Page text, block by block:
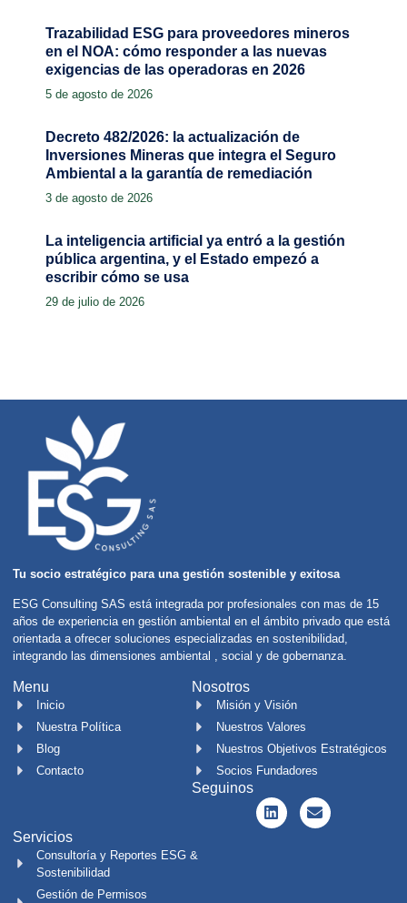
Trazabilidad ESG para proveedores mineros
en el NOA: cómo responder a las nuevas
exigencias de las operadoras en 2026
5 de agosto de 2026
Decreto 482/2026: la actualización de
Inversiones Mineras que integra el Seguro
Ambiental a la garantía de remediación
3 de agosto de 2026
La inteligencia artificial ya entró a la gestión
pública argentina, y el Estado empezó a
escribir cómo se usa
29 de julio de 2026
Tu socio estratégico para una gestión sostenible y exitosa
ESG Consulting SAS está integrada por profesionales con mas de 15
años de experiencia en gestión ambiental en el ámbito privado que está
orientada a ofrecer soluciones especializadas en sostenibilidad,
integrando las dimensiones ambiental , social y de gobernanza.
Menu
Inicio
Nuestra Política
Blog
Contacto
Nosotros
Misión y Visión
Nuestros Valores
Nuestros Objetivos Estratégicos
Socios Fundadores
Seguinos
Servicios
Consultoría y Reportes ESG &
Sostenibilidad
Gestión de Permisos